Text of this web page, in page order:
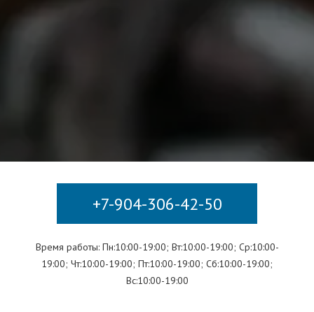
+7-904-306-42-50
Время работы: Пн:10:00-19:00; Вт:10:00-19:00; Ср:10:00-
19:00; Чт:10:00-19:00; Пт:10:00-19:00; Сб:10:00-19:00;
Вс:10:00-19:00